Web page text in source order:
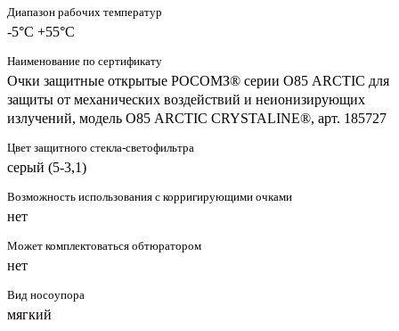
Диапазон рабочих температур
-5°C +55°C
Наименование по сертификату
Очки защитные открытые РОСОМЗ® серии О85 ARCTIС для
защиты от механических воздействий и неионизирующих
излучений, модель О85 ARCTIC CRYSTALINE®, арт. 185727
Цвет защитного стекла-светофильтра
серый (5-3,1)
Возможность использования с корригирующими очками
нет
Может комплектоваться обтюратором
нет
Вид носоупора
мягкий